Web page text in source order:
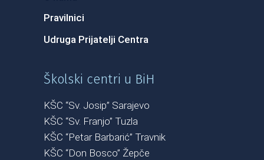
Pravilnici
Udruga Prijatelji Centra
Školski centri u BiH
KŠC “Sv. Josip” Sarajevo
KŠC “Sv. Franjo” Tuzla
KŠC “Petar Barbarić” Travnik
KŠC “Don Bosco” Žepče